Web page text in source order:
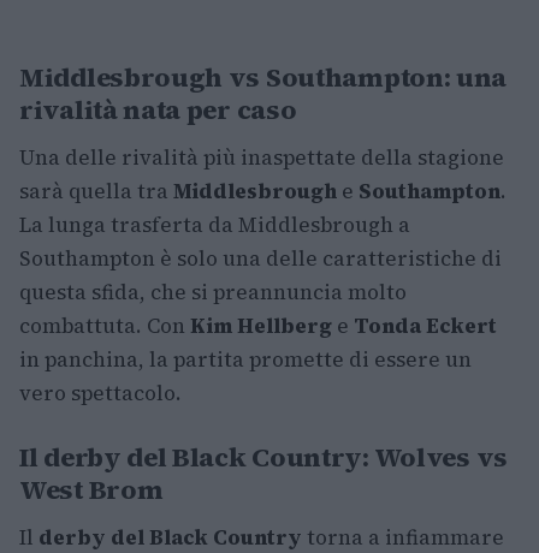
Middlesbrough vs Southampton: una
rivalità nata per caso
Una delle rivalità più inaspettate della stagione
sarà quella tra Middlesbrough e Southampton.
La lunga trasferta da Middlesbrough a
Southampton è solo una delle caratteristiche di
questa sfida, che si preannuncia molto
combattuta. Con Kim Hellberg e Tonda Eckert
in panchina, la partita promette di essere un
vero spettacolo.
Il derby del Black Country: Wolves vs
West Brom
Il derby del Black Country torna a infiammare